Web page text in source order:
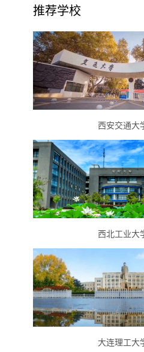
推荐学校
西安交通大
西北工业大
大连理工大